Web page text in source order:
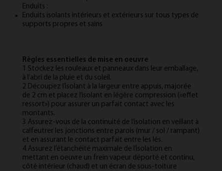
Enduits :
Enduits isolants intérieurs et extérieurs sur tous types de
supports propres et sains
Règles essentielles de mise en oeuvre
1 Stockez les rouleaux et panneaux dans leur emballage,
à l’abri de la pluie et du soleil.
2 Découpez l’isolant à la largeur entre appuis, majorée
de 2 cm et placez l’isolant en légère compression («effet
ressort») pour assurer un parfait contact avec les
montants.
3 Assurez-vous de la continuité de l’isolation en veillant à
calfeutrer les jonctions entre parois (mur / sol / rampant)
et en assurant le contact parfait entre les lés.
4 Assurez l’étanchéité maximale de l’isolation en
mettant en oeuvre un frein vapeur déporté et continu,
côté intérieur (chaud) et un écran de sous-toiture